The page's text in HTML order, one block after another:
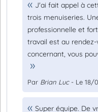
J'ai fait appel à
trois menuiseries.
professionnelle et
travail est au
concernant, vous
Par Brian Luc- Le 18/
Super équipe. De